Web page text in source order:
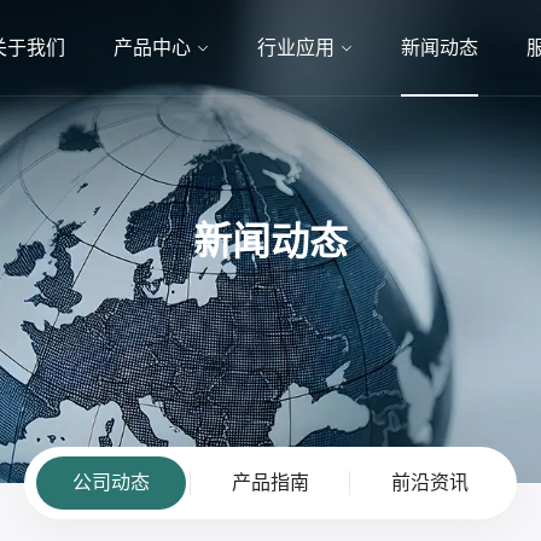
于我们 产品中心 行业应用 新闻动态
新闻动态
公司动态 产品指南 前沿资讯